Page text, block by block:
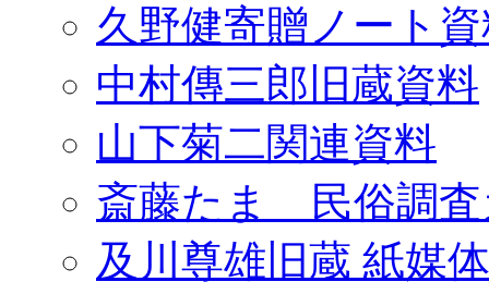
久野健寄贈ノート
中村傳三郎旧蔵資料
山下菊二関連資料
斎藤たま 民俗調査
及川尊雄旧蔵 紙媒